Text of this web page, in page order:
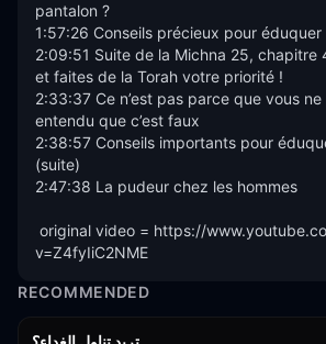
pantalon ?
1:57:26 Conseils précieux pour
2:09:51 Suite de la Michna 25, chapitre
et faites de la Torah votre priorité !
2:33:37 Ce n’est pas parce que vous ne
entendu que c’est faux
2:38:57 Conseils importants pour
(suite)
2:47:38 La pudeur chez les hommes
v=Z4fyIiC2NME
RECOMMENDED